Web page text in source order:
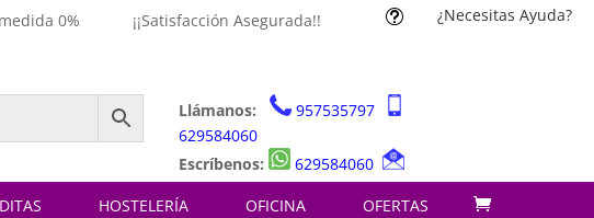
0% ¡¡Satisfacción Asegurada!! t ¿Necesitas Ayuda?
Llámanos:
957535797
629584060
Escríbenos:
629584060
HOSTELERÍA OFICINA OFERTAS